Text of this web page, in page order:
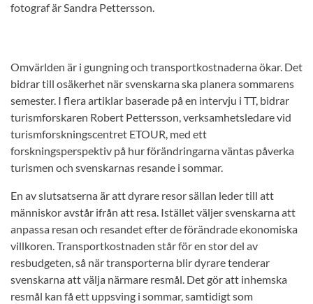
fotograf är Sandra Pettersson.
Omvärlden är i gungning och transportkostnaderna ökar. Det
bidrar till osäkerhet när svenskarna ska planera sommarens
semester. I flera artiklar baserade på en intervju i TT, bidrar
turismforskaren Robert Pettersson, verksamhetsledare vid
turismforskningscentret ETOUR, med ett
forskningsperspektiv på hur förändringarna väntas påverka
turismen och svenskarnas resande i sommar.
En av slutsatserna är att dyrare resor sällan leder till att
människor avstår ifrån att resa. Istället väljer svenskarna att
anpassa resan och resandet efter de förändrade ekonomiska
villkoren. Transportkostnaden står för en stor del av
resbudgeten, så när transporterna blir dyrare tenderar
svenskarna att välja närmare resmål. Det gör att inhemska
resmål kan få ett uppsving i sommar, samtidigt som